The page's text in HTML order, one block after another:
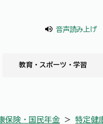
音声読み上げ
教育・スポーツ・学習
保険・国民年金 ＞ 特定健